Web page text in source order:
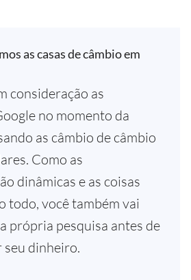
as casas de câmbio em
consideração as
no momento da
as câmbio de câmbio
Como as
dinâmicas e as coisas
todo, você também vai
própria pesquisa antes de
dinheiro.